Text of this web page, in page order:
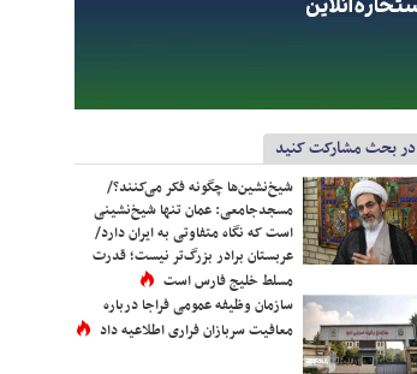
در بحث مشارکت کنید
شیخ‌نشین‌ها چگونه فکر می‌کنند؟/
مسجدجامعی: عمان تنها شیخ‌نشینی
است که نگاه متفاوتی به ایران دارد/
عربستان برادر بزرگ‌تر نیست؛ قدرت
مسلط خلیج فارس است
سازمان وظیفه عمومی فراجا درباره
معافیت سربازان فراری اطلاعیه داد